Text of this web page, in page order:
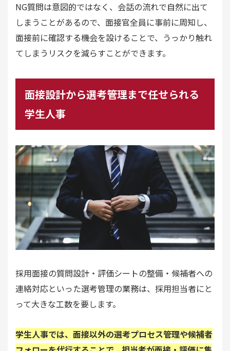
NG質問は意図的ではなく、会話の流れで自然に出て
しまうことがあるので、面接官全員に事前に周知し、
面接前に確認する機会を設けることで、うっかり触れ
てしまうリスクを減らすことができます。
面接設計から選考管理まで任せられる
学生人事
採用面接の質問設計・評価シートの整備・候補者への
連絡対応といった選考管理の業務は、採用担当者にと
って大きな工数を要します。
学生人事では、面接以外の選考プロセス管理や候補者